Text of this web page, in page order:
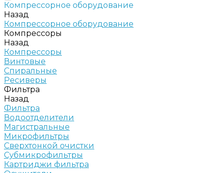
Компрессорное оборудование
Назад
Компрессорное оборудование
Компрессоры
Назад
Компрессоры
Винтовые
Спиральные
Ресиверы
Фильтра
Назад
Фильтра
Водоотделители
Магистральные
Микрофильтры
Сверхтонкой очистки
Субмикрофильтры
Картриджи фильтра